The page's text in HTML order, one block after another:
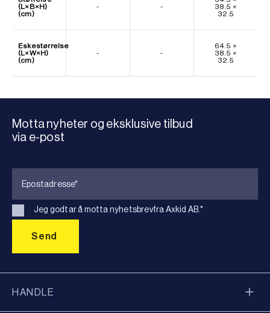
(L×B×H)
(cm)
- -
38.5 ×
32.5
Eskestørrelse
(L×W×H)
(cm)
- -
64.5 ×
38.5 ×
32.5
Motta nyheter og eksklusive tilbud
via e-post
Jeg godtar å motta nyhetsbrevfra Axkid AB.*
HANDLE